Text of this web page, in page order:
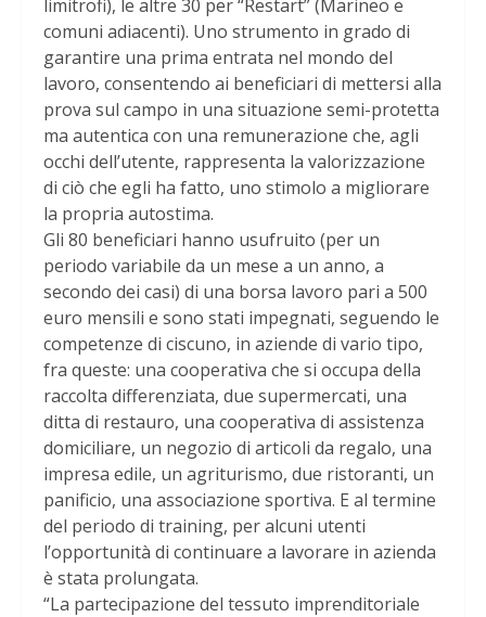
limitrofi), le altre 30 per “Restart” (Marineo e
comuni adiacenti). Uno strumento in grado di
garantire una prima entrata nel mondo del
lavoro, consentendo ai beneficiari di mettersi alla
prova sul campo in una situazione semi-protetta
ma autentica con una remunerazione che, agli
occhi dell’utente, rappresenta la valorizzazione
di ciò che egli ha fatto, uno stimolo a migliorare
la propria autostima.
Gli 80 beneficiari hanno usufruito (per un
periodo variabile da un mese a un anno, a
secondo dei casi) di una borsa lavoro pari a 500
euro mensili e sono stati impegnati, seguendo le
competenze di ciscuno, in aziende di vario tipo,
fra queste: una cooperativa che si occupa della
raccolta differenziata, due supermercati, una
ditta di restauro, una cooperativa di assistenza
domiciliare, un negozio di articoli da regalo, una
impresa edile, un agriturismo, due ristoranti, un
panificio, una associazione sportiva. E al termine
del periodo di training, per alcuni utenti
l’opportunità di continuare a lavorare in azienda
è stata prolungata.
“La partecipazione del tessuto imprenditoriale